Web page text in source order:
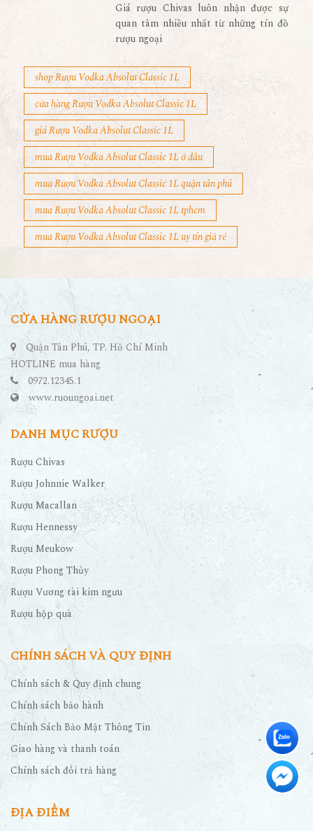
Giá rượu Chivas luôn nhận được sự
quan tâm nhiều nhất từ những tín đồ
rượu ngoại
shop Rượu Vodka Absolut Classic 1L
cửa hàng Rượu Vodka Absolut Classic 1L
giá Rượu Vodka Absolut Classic 1L
mua Rượu Vodka Absolut Classic 1L ở đâu
mua Rượu Vodka Absolut Classic 1L quận tân phú
mua Rượu Vodka Absolut Classic 1L tphcm
mua Rượu Vodka Absolut Classic 1L uy tín giả rẻ
CỬA HÀNG RƯỢU NGOẠI
Quận Tân Phú, TP. Hồ Chí Minh
HOTLINE mua hàng
0972.12345.1
www.ruoungoai.net
DANH MỤC RƯỢU
Rượu Chivas
Rượu Johnnie Walker
Rượu Macallan
Rượu Hennessy
Rượu Meukow
Rượu Phong Thủy
Rượu Vương tài kim ngưu
Rượu hộp quà
CHÍNH SÁCH VÀ QUY ĐỊNH
Chính sách & Quy định chung
Chính sách bảo hành
Chính Sách Bảo Mật Thông Tin
Giao hàng và thanh toán
Chính sách đổi trả hàng
ĐỊA ĐIỂM